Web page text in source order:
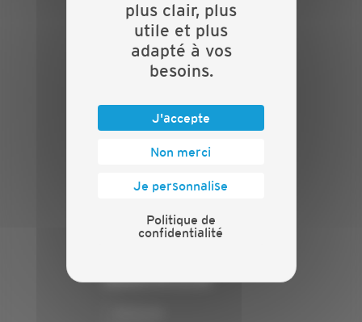
Nos batailles
Nos services
Contact
INFORMATIONS
Mentions légales
Politique de confidentialité
PRESSE
Communiqués de presse
Espace presse
ANNONCEUR
plus clair, plus
utile et plus
adapté à vos
besoins.
J'accepte
Non merci
Je personnalise
Politique de
confidentialité